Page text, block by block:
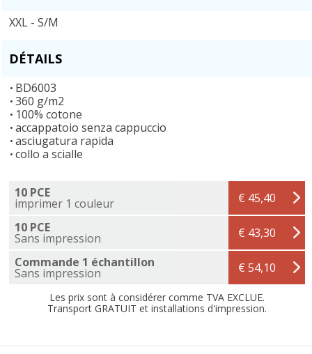
XXL - S/M
DÉTAILS
BD6003
360 g/m2
100% cotone
accappatoio senza cappuccio
asciugatura rapida
collo a scialle
10 PCE
imprimer 1 couleur
€ 45,40
10 PCE
Sans impression
€ 43,30
Commande 1 échantillon
Sans impression € 54,10
Les prix sont à considérer comme TVA EXCLUE.
Transport GRATUIT et installations d'impression.